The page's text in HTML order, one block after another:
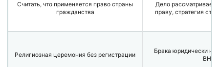
Считать, что применяется право страны
гражданства
Дело
праву, стратегия
Религиозная церемония без регистрации
Брака юридически
ВНЖ